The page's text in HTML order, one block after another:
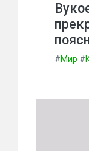
#Мир #